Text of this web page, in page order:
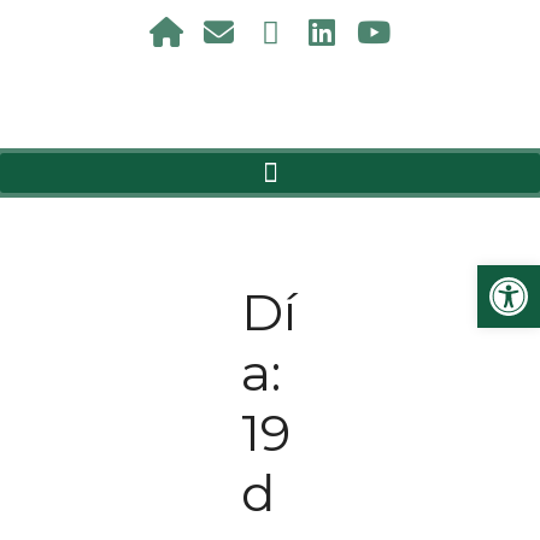
Dí
a:
19
d